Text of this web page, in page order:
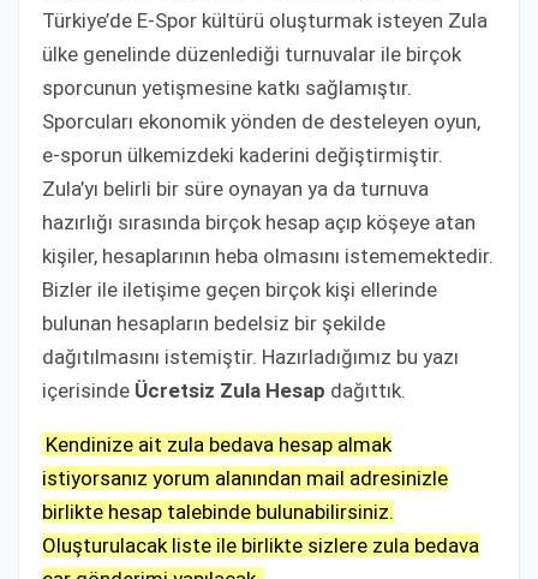
Türkiye’de E-Spor kültürü oluşturmak isteyen Zula
ülke genelinde düzenlediği turnuvalar ile birçok
sporcunun yetişmesine katkı sağlamıştır.
Sporcuları ekonomik yönden de desteleyen oyun,
e-sporun ülkemizdeki kaderini değiştirmiştir.
Zula’yı belirli bir süre oynayan ya da turnuva
hazırlığı sırasında birçok hesap açıp köşeye atan
kişiler, hesaplarının heba olmasını istememektedir.
Bizler ile iletişime geçen birçok kişi ellerinde
bulunan hesapların bedelsiz bir şekilde
dağıtılmasını istemiştir. Hazırladığımız bu yazı
içerisinde Ücretsiz Zula Hesap dağıttık.
Kendinize ait zula bedava hesap almak
istiyorsanız yorum alanından mail adresinizle
birlikte hesap talebinde bulunabilirsiniz.
Oluşturulacak liste ile birlikte sizlere zula bedava